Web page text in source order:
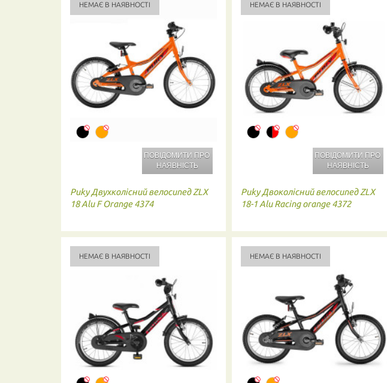
НЕМАЄ В НАЯВНОСТІ
ПОВІДОМИТИ ПРО
НАЯВНІСТЬ
Puky Двухколісний велосипед ZLX
18 Alu F Orange 4374
НЕМАЄ В НАЯВНОСТІ
ПОВІДОМИТИ ПРО
НАЯВНІСТЬ
Puky Двоколісний велосипед ZLX
18-1 Alu Racing orange 4372
НЕМАЄ В НАЯВНОСТІ НЕМАЄ В НАЯВНОСТІ